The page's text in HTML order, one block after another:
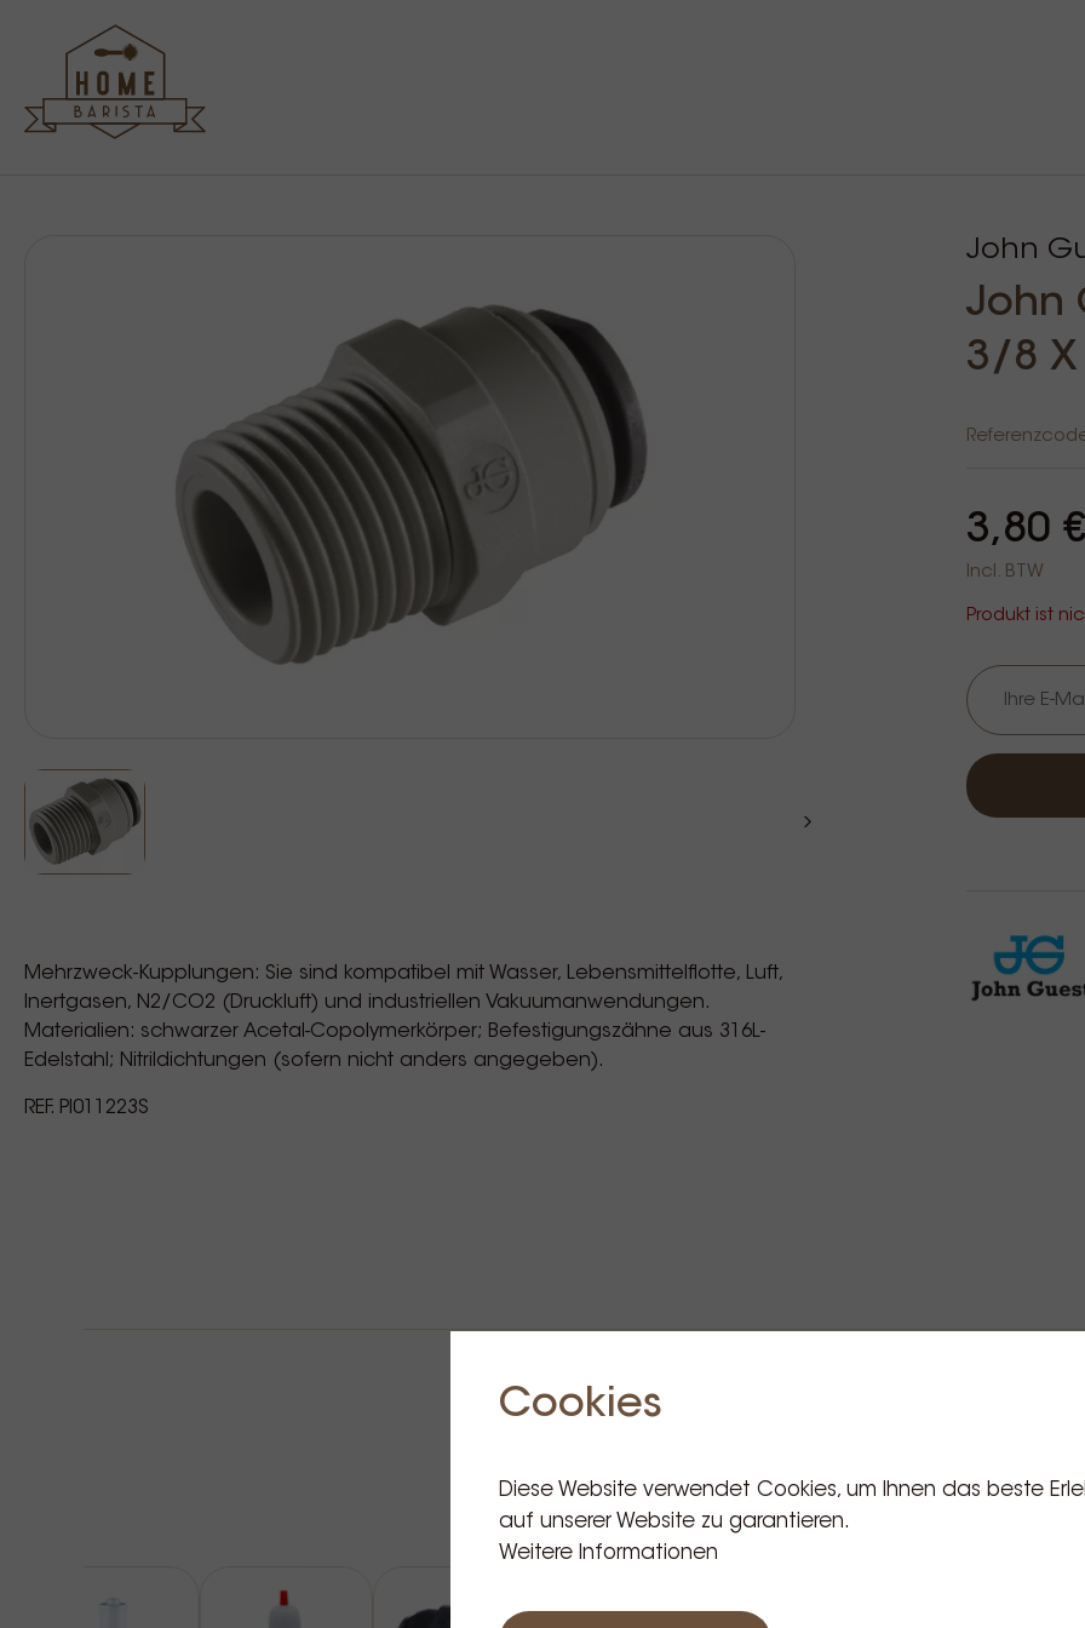
Mehrzweck-Kupplungen: Sie sind kompatibel mit Wasser, Lebensmittelflotte, Luft,
Inertgasen, N2/CO2 (Druckluft) und industriellen Vakuumanwendungen.
Materialien: schwarzer Acetal-Copolymerkörper; Befestigungszähne aus 316L-
Edelstahl; Nitrildichtungen (sofern nicht anders angegeben).
REF. PI011223S
John
John
3/8
3,80
Incl. BTW
Produkt ist
Verwandte Produkte
Cookies
Diese Website verwendet Cookies, um Ihnen das beste
auf unserer Website zu garantieren.
Weitere Informationen